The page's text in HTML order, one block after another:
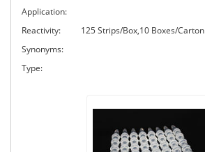
Application:
Reactivity:
125 Strips/Box,10 Boxes/Carton
Synonyms:
Type: